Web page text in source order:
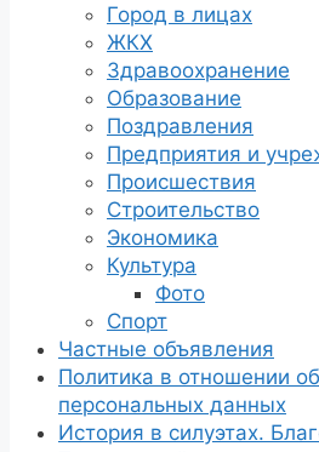
Город в лицах
ЖКХ
Здравоохранение
Образование
Поздравления
Предприятия и
Происшествия
Строительство
Экономика
Культура
Фото
Спорт
Частные объявления
Политика в отношении
персональных данных
История в силуэтах.